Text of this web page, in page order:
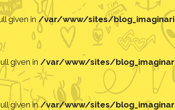
given in /var/www/sites/
given in /var/www/sites/
given in/var/www/sites/